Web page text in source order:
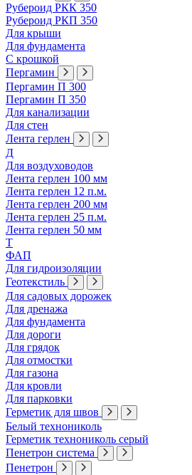
Рубероид РКК 350
Рубероид РКП 350
Для крыши
Для фундамента
С крошкой
Пергамин
Пергамин П 300
Пергамин П 350
Для канализации
Для стен
Лента герлен
Д
Для воздуховодов
Лента герлен 100 мм
Лента герлен 12 п.м.
Лента герлен 200 мм
Лента герлен 25 п.м.
Лента герлен 50 мм
Т
ФАП
Для гидроизоляции
Геотекстиль
Для садовых дорожек
Для дренажа
Для фундамента
Для дороги
Для грядок
Для отмостки
Для газона
Для кровли
Для парковки
Герметик для швов
Белый технониколь
Герметик технониколь серый
Пенетрон система
Пенетрон